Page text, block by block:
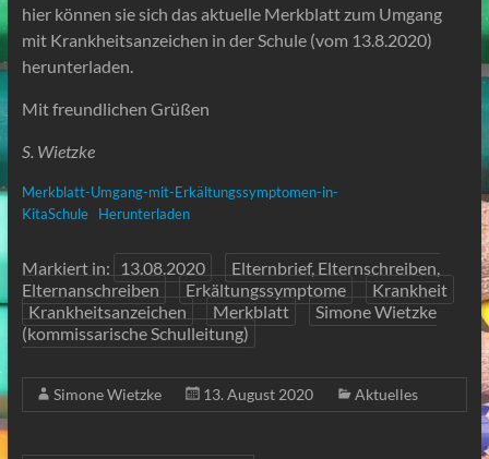
hier können sie sich das aktuelle Merkblatt zum Umgang
mit Krankheitsanzeichen in der Schule (vom 13.8.2020)
herunterladen.
Mit freundlichen Grüßen
S. Wietzke
Merkblatt-Umgang-mit-Erkältungssymptomen-in-
KitaSchule
Herunterladen
Markiert in: 13.08.2020
Elternbrief, Elternschreiben,
Elternanschreiben
Erkältungssymptome
Krankheit
Krankheitsanzeichen
Merkblatt
Simone Wietzke
(kommissarische Schulleitung)
Simone Wietzke 13. August 2020 Aktuelles